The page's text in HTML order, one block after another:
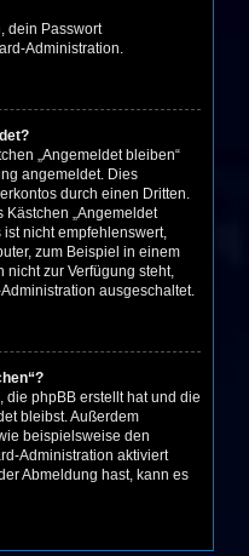
dein Passwort
Administration.
„Angemeldet bleiben“
angemeldet. Dies
durch einen Dritten.
„Angemeldet
nicht empfehlenswert,
zum Beispiel in einem
nicht zur Verfügung steht,
ausgeschaltet.
die phpBB erstellt hat und die
bleibst. Außerdem
beispielsweise den
Administration aktiviert
Abmeldung hast, kann es